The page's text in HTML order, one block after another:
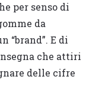
per senso di
da
“brand”. E di
che attiri
delle cifre